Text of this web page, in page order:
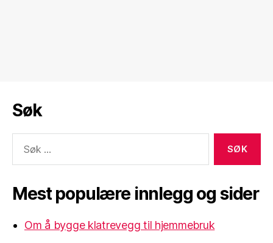
Søk
etter:
Mest populære innlegg og sider
Om å bygge klatrevegg til hjemmebruk